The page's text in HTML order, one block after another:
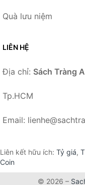
Quà lưu niệm
LIÊN HỆ
Địa chỉ: Sách Tràng
Tp.HCM
Email:
Liên kết hữu ích: Tỷ giá,
Coin
© 2026 –